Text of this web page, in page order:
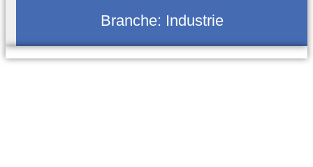
Branche: Industrie